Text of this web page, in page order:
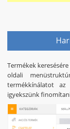
Termékek
oldali
termékkínálatot
igyekszünk